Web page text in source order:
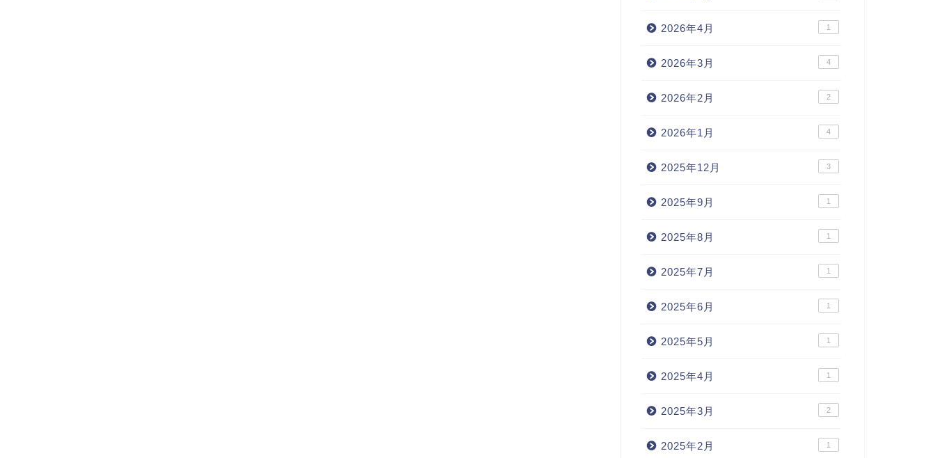
2026年4月 1
2026年3月 4
2026年2月 2
2026年1月 4
2025年12月 3
2025年9月 1
2025年8月 1
2025年7月 1
2025年6月 1
2025年5月 1
2025年4月 1
2025年3月 2
2025年2月 1